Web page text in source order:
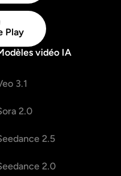
Play
vidéo IA
3.1
2.0
2.5
2.0